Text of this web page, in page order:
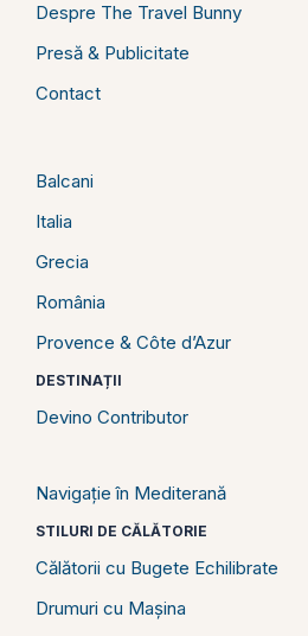
Despre The Travel Bunny
Presă & Publicitate
Contact
Balcani
Italia
Grecia
România
Provence & Côte d’Azur
DESTINAȚII
Devino Contributor
Navigație în Mediterană
STILURI DE CĂLĂTORIE
Călătorii cu Bugete Echilibrate
Drumuri cu Mașina